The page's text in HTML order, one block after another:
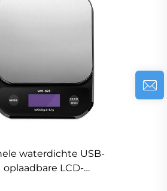
waterdichte USB-
oplaadbare LCD-